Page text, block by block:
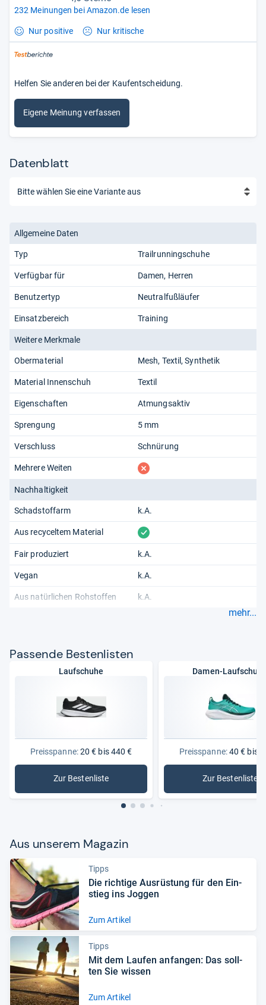
232 Meinungen bei Amazon.de lesen
Nur positive Nur kritische
Helfen Sie anderen bei der Kaufentscheidung.
Eigene Meinung verfassen
Datenblatt
Allgemeine Daten
Typ Trailrunningschuhe
Verfügbar für Damen Herren
Benutzertyp Neutralfußläufer
Einsatzbereich Training
Weitere Merkmale
Obermaterial Mesh Textil Synthetik
Material Innenschuh Textil
Eigenschaften Atmungsaktiv
Sprengung 5 mm
Verschluss Schnürung
Mehrere Weiten fehlt
Nachhaltigkeit
Schadstoffarm k.A.
Aus recyceltem Material vorhanden
Fair produziert k.A.
Vegan k.A.
Aus natürlichen Rohstoffen k.A.
mehr...
Pas­sende Bes­ten­lis­ten
Laufschuhe
Preisspanne:20 € bis 440 €
Zur Bestenliste
: Laufschuhe
Damen-
Preisspanne:40 € bis
Zur Bestenliste
: Damen-
Aus unse­rem Maga­zin
Tipps
Die rich­tige Aus­rüs­tung für den Ein­
stieg ins Jog­gen
Zum Artikel
Tipps
Mit dem Lau­fen anfan­gen: Das soll­
ten Sie wis­sen
Zum Artikel